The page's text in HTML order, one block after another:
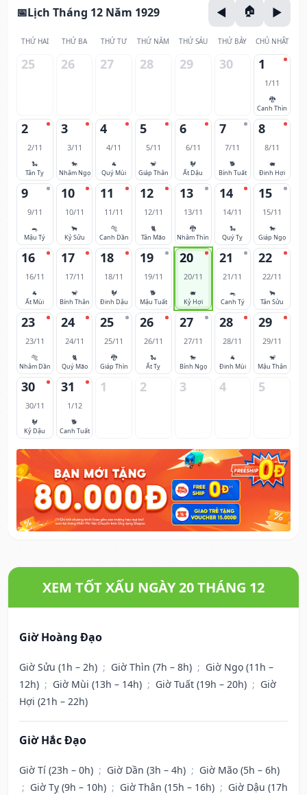
Lịch Tháng 12 Năm 1929
THỨ HAI THỨ BA THỨ TƯ THỨ NĂM THỨ SÁU THỨ BẢY CHỦ NHẬT
25 26 27 28 29 30 1
1/11
🐉
Canh Thìn
2
2/11
🐍
Tân Tỵ
3
3/11
🐎
Nhâm Ngọ
4
4/11
🐐
Quý Mùi
5
5/11
🐒
Giáp Thân
6
6/11
🐓
Ất Dậu
7
7/11
🐕
Bính Tuất
8
8/11
🐖
Đinh Hợi
9
9/11
🐀
Mậu Tý
10
10/11
🐂
Kỷ Sửu
11
11/11
🐅
Canh Dần
12
12/11
🐈
Tân Mão
13
13/11
🐉
Nhâm Thìn
14
14/11
🐍
Quý Tỵ
15
15/11
🐎
Giáp Ngọ
16
16/11
🐐
Ất Mùi
17
17/11
🐒
Bính Thân
18
18/11
🐓
Đinh Dậu
19
19/11
🐕
Mậu Tuất
20
20/11
🐖
Kỷ Hợi
21
21/11
🐀
Canh Tý
22
22/11
🐂
Tân Sửu
23
23/11
🐅
Nhâm Dần
24
24/11
🐈
Quý Mão
25
25/11
🐉
Giáp Thìn
26
26/11
🐍
Ất Tỵ
27
27/11
🐎
Bính Ngọ
28
28/11
🐐
Đinh Mùi
29
29/11
🐒
Mậu Thân
30
30/11
🐓
Kỷ Dậu
31
1/12
🐕
Canh Tuất
1 2 3 4 5
XEM TỐT XẤU NGÀY 20 THÁNG 12
Giờ Hoàng Đạo
Giờ Sửu (1h – 2h) ; Giờ Thìn (7h – 8h) ; Giờ Ngọ (11h –
12h) ; Giờ Mùi (13h – 14h) ; Giờ Tuất (19h – 20h) ; Giờ
Hợi (21h – 22h)
Giờ Hắc Đạo
Giờ Tí (23h – 0h) ; Giờ Dần (3h – 4h) ; Giờ Mão (5h – 6h)
; Giờ Tỵ (9h – 10h) ; Giờ Thân (15h – 16h) ; Giờ Dậu (17h